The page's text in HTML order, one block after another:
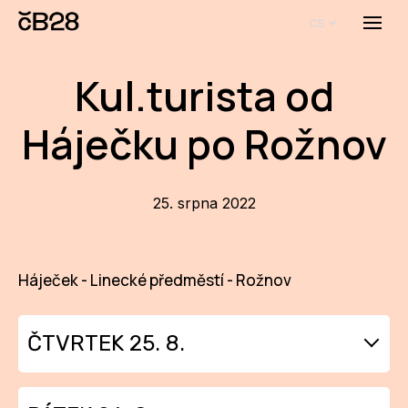
Menu
cs
Kul.turista od
Háječku po Rožnov
25. srpna 2022
Háječek - Linecké předměstí - Rožnov
ČTVRTEK 25. 8.